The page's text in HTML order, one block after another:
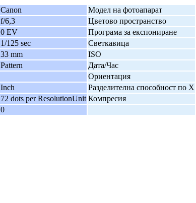
Canon Модел на фотоапарат
f/6,3 Цветово пространство
0 EV Програма за експониране
1/125 sec Светкавица
33 mm ISO
Pattern Дата/Час
Ориентация
Inch Разделителна способност по X
72 dots per ResolutionUnit Компресия
0